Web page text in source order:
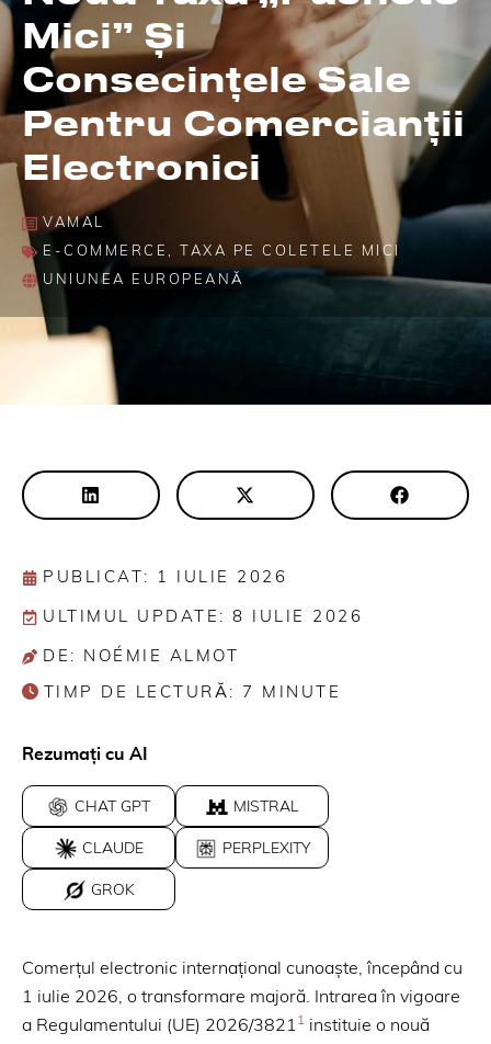
Mici” Și
Consecințele Sale
Pentru Comercianții
Electronici
VAMAL
E-COMMERCE ,
TAXA PE COLETELE MICI
UNIUNEA EUROPEANĂ
PUBLICAT: 1 IULIE 2026
ULTIMUL UPDATE: 8 IULIE 2026
DE: NOÉMIE ALMOT
TIMP DE LECTURĂ: 7 MINUTE
Rezumați cu AI
CHAT GPT MISTRAL
CLAUDE PERPLEXITY
GROK
Comerțul electronic internațional cunoaște, începând cu
1 iulie 2026, o transformare majoră. Intrarea în vigoare
a Regulamentului (UE) 2026/3821 1 instituie o nouă